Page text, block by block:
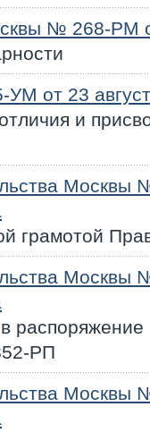
№ 268-РМ
от 23
и
Москвы
грамотой
Москвы
РП
Москвы